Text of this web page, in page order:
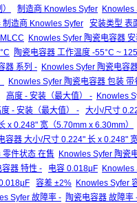
制造商 Knowles Syfer Knowles
制造商 Knowles Syfer
安装类型 表
Knowles Syfer 陶瓷电容器
陶瓷电容器 工作温度 -55°C ~
器 系列 - Knowles Syfer 陶瓷电容
Knowles Syfer 陶瓷电容器 包装
高度 - 安装（最大值） - Knowles
- 安装（最大值） -
大小/尺寸
x 0.248" 宽（5.70mm x 6.30mm）
容器 大小/尺寸 0.224" 长 x 0.248"
零件状态 在售
Knowles Syfer 陶瓷
器 特性 - 电容 0.018μF Knowles
容差 ±2% Knowles Syfer
Syfer 故障率 - 陶瓷电容器 故障率